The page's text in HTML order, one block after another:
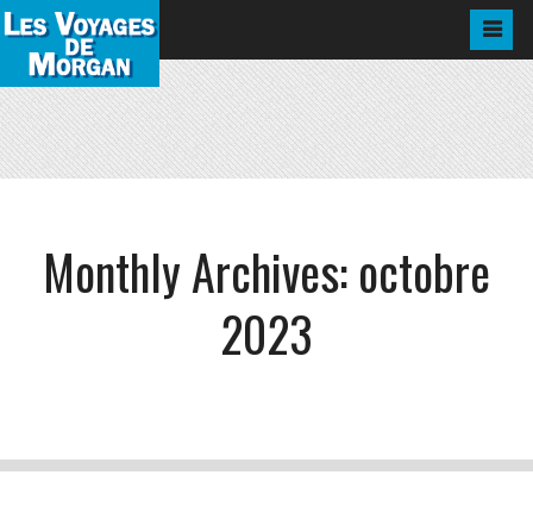
Monthly Archives:octobre
2023